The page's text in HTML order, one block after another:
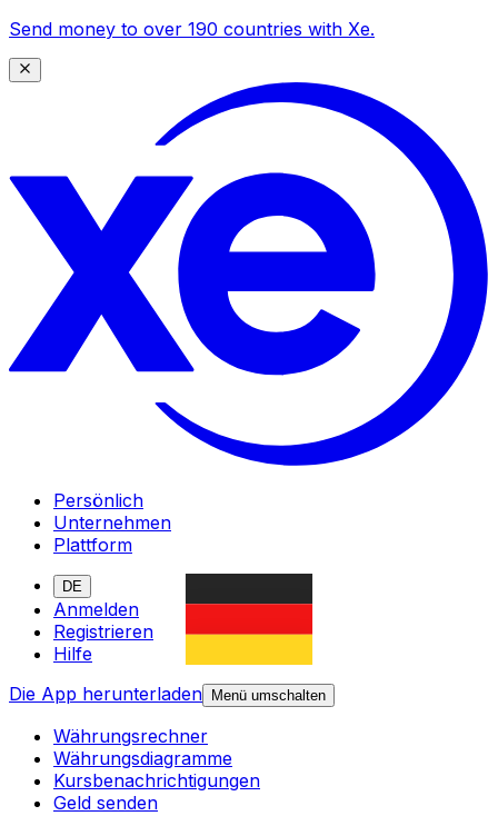
Send money to over 190 countries with Xe.
Persönlich
Unternehmen
Plattform
DE
Anmelden
Registrieren
Hilfe
Die App herunterladen
Menü umschalten
Währungsrechner
Währungsdiagramme
Kursbenachrichtigungen
Geld senden